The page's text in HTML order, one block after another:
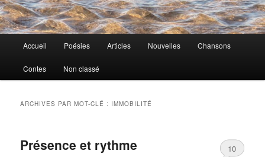
principal
Accueil Poésies Articles Nouvelles Chansons
Contes Non classé
ARCHIVES PAR MOT-CLÉ : IMMOBILITÉ
Présence et rythme 10